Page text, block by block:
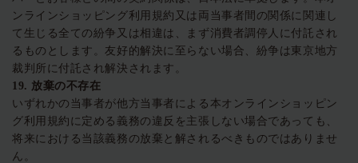
ンラインショッピング利用規約又は両当事者間の関係に関連し
て生じる全ての紛争又は相違は、まず消費者調停人に付託され
るものとします。友好的解決に至らない場合、紛争は東京地方
裁判所に付託され解決されます。
19. 放棄の不存在
いずれかの当事者が他方当事者による本オンラインショッピン
グ利用規約に定める義務の違反を主張しない場合であっても、
将来における当該義務の放棄と解されるべきものではありませ
ん。